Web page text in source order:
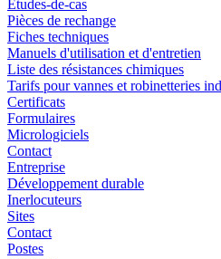
Études-de-cas
Pièces de rechange
Fiches techniques
Manuels d'utilisation et d'entretien
Liste des résistances chimiques
Tarifs pour vannes et robinetteries
Certificats
Formulaires
Micrologiciels
Contact
Entreprise
Développement durable
Inerlocuteurs
Sites
Contact
Postes